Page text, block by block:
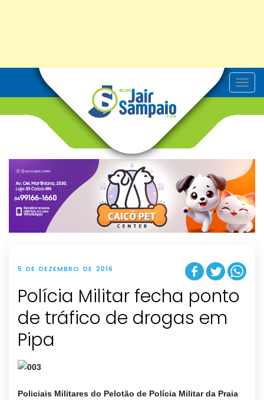
T
o
v
g
t
i
o
n
5 DE DEZEMBRO DE 2016
Polícia Militar fecha ponto
de tráfico de drogas em
Pipa
Policiais Militares do Pelotão de Polícia Militar da Praia